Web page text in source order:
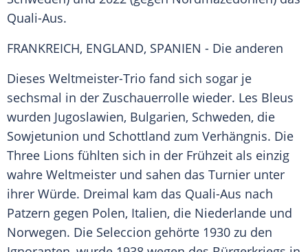
Quali-Aus.
FRANKREICH, ENGLAND, SPANIEN - Die anderen
Dieses Weltmeister-Trio fand sich sogar je
sechsmal in der Zuschauerrolle wieder. Les Bleus
wurden Jugoslawien, Bulgarien, Schweden, die
Sowjetunion und Schottland zum Verhängnis. Die
Three Lions fühlten sich in der Frühzeit als einzig
wahre Weltmeister und sahen das Turnier unter
ihrer Würde. Dreimal kam das Quali-Aus nach
Patzern gegen Polen, Italien, die Niederlande und
Norwegen. Die Seleccion gehörte 1930 zu den